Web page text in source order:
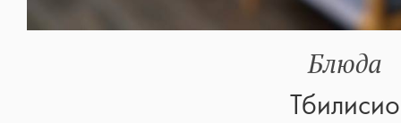
Блюда
Тбилисио